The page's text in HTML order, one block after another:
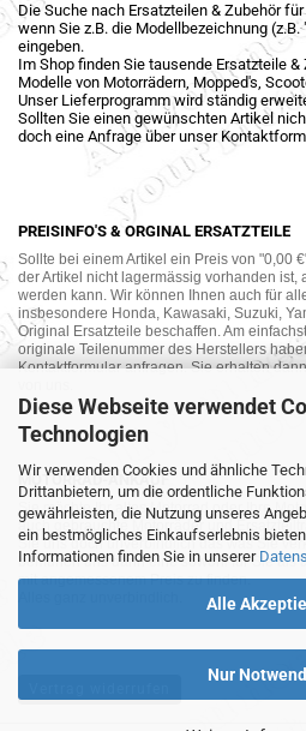
Diese Webseite verwendet
Technologien
Wir verwenden Cookies und ähnliche
Drittanbietern, um die ordentliche
gewährleisten, die Nutzung unseres
ein bestmögliches Einkaufserlebnis
Informationen finden Sie in unserer
Alle
Nur
Die Suche nach Ersatzteilen & Zubehör
wenn Sie z.B. die Modellbezeichnung (z.B.
eingeben.
Im Shop finden Sie tausende Ersatzteile
Modelle von Motorrädern, Mopped's,
Unser Lieferprogramm wird ständig
Sollten Sie einen gewünschten Artikel
doch eine Anfrage über unser
PREISINFO'S & ORGINAL ERSATZTEILE
Sollte bei einem Artikel ein Preis von "0,00
der Artikel nicht lagermässig vorhanden ist,
werden kann. Wir können Ihnen auch für
insbesondere Honda, Kawasaki, Suzuki,
Original Ersatzteile beschaffen. Am
originale Teilenummer des Herstellers
Kontaktformular anfragen. Sie erhalten
MOTORRAD-ANKAUF
Sie möchte Ihr altes Motorrad oder Ihre
auch gebrauchte Motorräder und
Sie uns doch unverbindlich das was Sie
bemühen uns dann eine sowohl für Sie als
mit angemessenem Preis zu finden.